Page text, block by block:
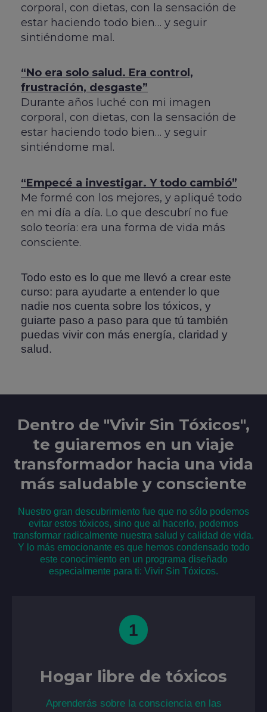
corporal, con dietas, con la sensación de
estar haciendo todo bien… y seguir
sintiéndome mal.
“No era solo salud. Era control,
frustración, desgaste”
Durante años luché con mi imagen
corporal, con dietas, con la sensación de
estar haciendo todo bien… y seguir
sintiéndome mal.
“Empecé a investigar. Y todo cambió”
Me formé con los mejores, y apliqué todo
en mi día a día. Lo que descubrí no fue
solo teoría: era una forma de vida más
consciente.
Todo esto es lo que me llevó a crear este
curso: para ayudarte a entender lo que
nadie nos cuenta sobre los tóxicos, y
guiarte paso a paso para que tú también
puedas vivir con más energía, claridad y
salud.
Dentro de "Vivir Sin Tóxicos",
te guiaremos en un viaje
transformador hacia una vida
más saludable y consciente
Nuestro gran descubrimiento fue que no sólo podemos
evitar estos tóxicos, sino que al hacerlo, podemos
transformar radicalmente nuestra salud y calidad de vida.
Y lo más emocionante es que hemos condensado todo
este conocimiento en un programa diseñado
especialmente para ti: Vivir Sin Tóxicos.
1
Hogar libre de tóxicos
Aprenderás sobre la consciencia en las